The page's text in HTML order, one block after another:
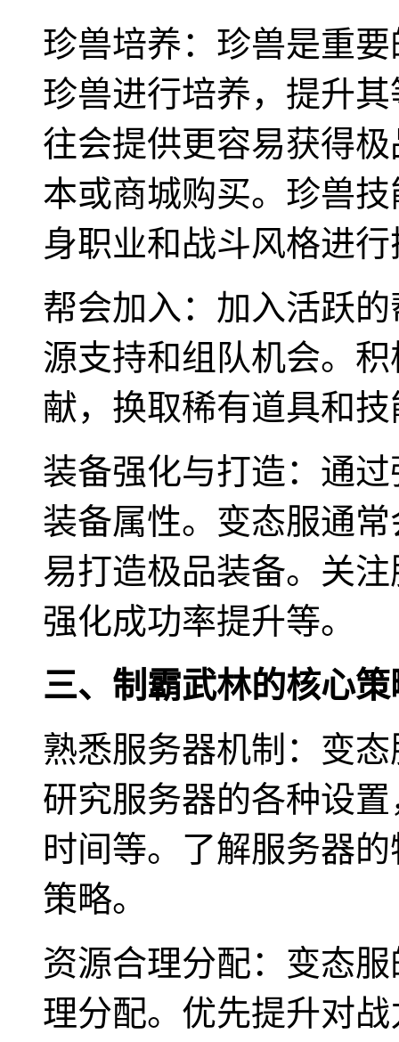
珍兽培养：珍兽是重
珍兽进行培养，提升
往会提供更容易获得
本或商城购买。珍兽
身职业和战斗风格进
帮会加入：加入活跃
源支持和组队机会。
献，换取稀有道具和
装备强化与打造：通
装备属性。变态服通
易打造极品装备。关
强化成功率提升等。
三、制霸武林的核心策
熟悉服务器机制：变
研究服务器的各种设
时间等。了解服务器
策略。
资源合理分配：变态
理分配。优先提升对